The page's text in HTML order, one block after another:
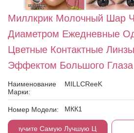
Миллкрик Молочный Шар
Диаметром Ежедневные
Цветные Контактные
Эффектом Большого Глаза
Наименование
Марки:
MILLCReeK
Номер Модели: МКК1
Получите Самую Лучшую Цену